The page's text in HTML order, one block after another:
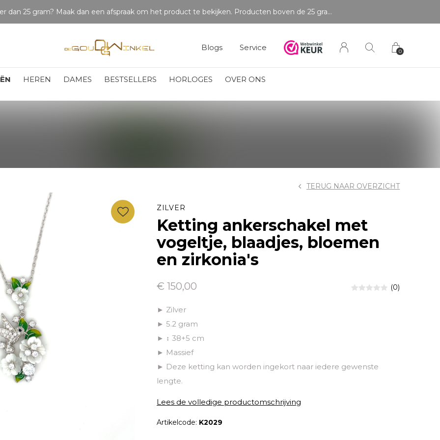
HEREN DAMES BESTSELLERS HORLOGES OVER ONS
Blogs Service 0
Betaal in delen
ZILVER
Ketting ankerschakel met
vogeltje, blaadjes, bloemen
en zirkonia's
TERUG NAAR OVERZICHT
€ 150,00 (0)
► Zilver
► 5.2 gram
► ↕ 38+5 cm
► Massief
► Deze ketting kan worden ingekort naar iedere gewenste
lengte.
Lees de volledige productomschrijving
Artikelcode: K2029